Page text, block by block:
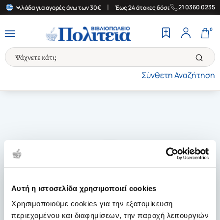
Αυτή η ιστοσελίδα χρησιμοποιεί cookies
Χρησιμοποιούμε cookies για την εξατομίκευση
περιεχομένου και διαφημίσεων, την παροχή λειτουργιών
Ελλάδα για αγορές άνω των 30€ Έως 24 άτοκες δόσεις |
21 0360 0235
Σύνθετη Αναζήτηση
0